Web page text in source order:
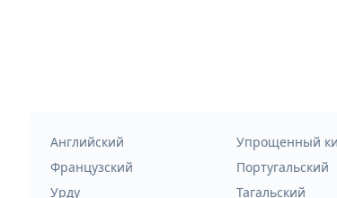
Английский Упрощенный
Французский
Португальский
Урду
Тагальский